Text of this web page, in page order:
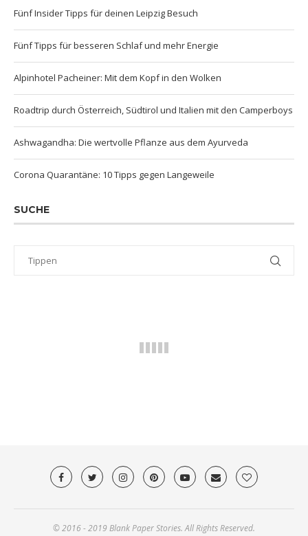
Fünf Insider Tipps für deinen Leipzig Besuch
Fünf Tipps für besseren Schlaf und mehr Energie
Alpinhotel Pacheiner: Mit dem Kopf in den Wolken
Roadtrip durch Österreich, Südtirol und Italien mit den Camperboys
Ashwagandha: Die wertvolle Pflanze aus dem Ayurveda
Corona Quarantäne: 10 Tipps gegen Langeweile
SUCHE
© 2016 - 2019 Blank Paper Stories. All Rights Reserved.